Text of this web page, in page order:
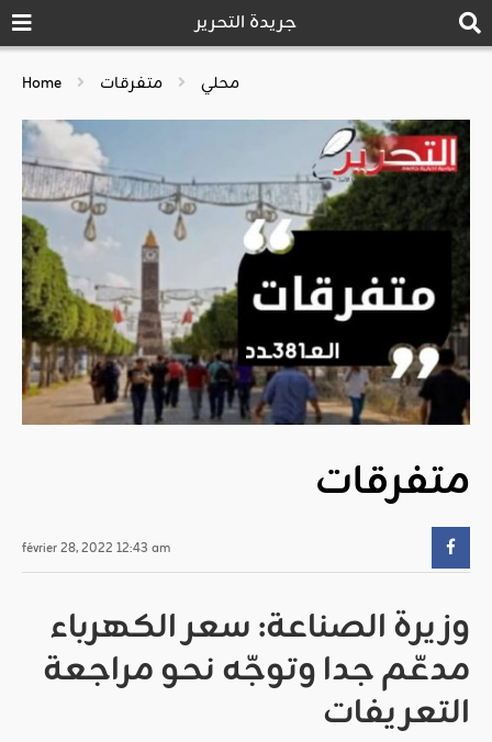
جريدة التحرير
Home محلي متفرقات
متفرقات
février 28, 2022 12:43 am
وزيرة الصناعة: سعر الكهرباء
مدعّم جدا وتوجّه نحو مراجعة
التعريفات